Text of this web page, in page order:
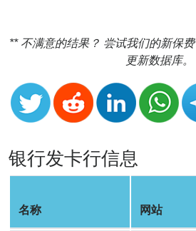
Generator
from
Credit
Card
Validator
Credit
Generator
Random
** 不满意的结果？ 尝试我们的新保费
更新数据库。
银行发卡行信息
名称 网站